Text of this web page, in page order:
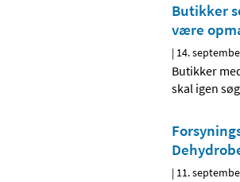
Butikker
være
| 14.
Butikker
skal igen
| 11.